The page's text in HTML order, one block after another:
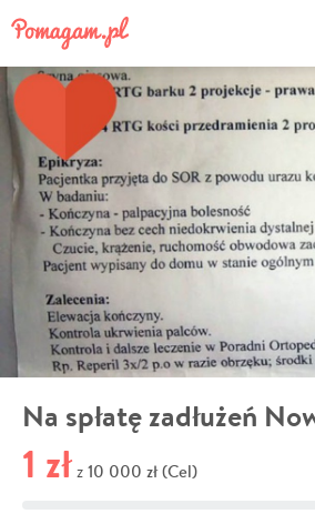
Na spłatę zadłużeń
1 zł z 10 000 zł (Cel)